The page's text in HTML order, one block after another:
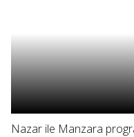
Nazar ile Manzara